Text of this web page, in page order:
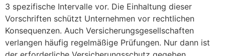
3 spezifische Intervalle vor. Die Einhaltung dieser
Vorschriften schützt Unternehmen vor rechtlichen
Konsequenzen. Auch Versicherungsgesellschaften
verlangen häufig regelmäßige Prüfungen. Nur dann ist